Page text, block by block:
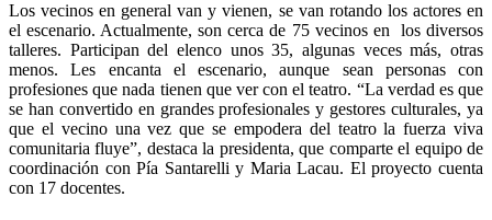
Los vecinos en general van y vienen, se van rotando los actores en
el escenario. Actualmente, son cerca de 75 vecinos en los diversos
talleres. Participan del elenco unos 35, algunas veces más, otras
menos. Les encanta el escenario, aunque sean personas con
profesiones que nada tienen que ver con el teatro. “La verdad es que
se han convertido en grandes profesionales y gestores culturales, ya
que el vecino una vez que se empodera del teatro la fuerza viva
comunitaria fluye”, destaca la presidenta, que comparte el equipo de
coordinación con Pía Santarelli y Maria Lacau. El proyecto cuenta
con 17 docentes.